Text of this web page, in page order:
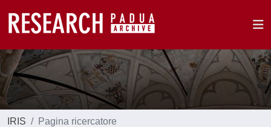
IRIS Pagina ricercatore